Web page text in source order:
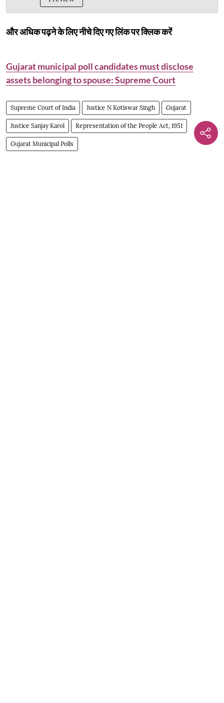
और अधिक पढ़ने के लिए नीचे दिए गए लिंक पर क्लिक करें
Gujarat municipal poll candidates must disclose
assets belonging to spouse: Supreme Court
Supreme Court of India Justice N Kotiswar Singh Gujarat
Justice Sanjay Karol Representation of the People Act, 1951
Gujarat Municipal Polls